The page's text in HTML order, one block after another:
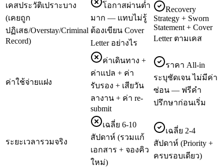
เคสประวัติเปราะบาง
(เคยถูก
ปฏิเสธ/Overstay/Criminal
Record)
โอกาสผ่านต่ำ
มาก — แทบไม่รู้
ต้องเขียน Cover
Letter อย่างไร
Recovery
Strategy + Sworn
Statement + Cover
Letter ตามเคส
ค่าใช้จ่ายแฝง
ค่าเดินทาง +
ค่าแปล + ค่า
รับรอง + เสียวัน
ลางาน + ค่า re-
submit
ราคา All-in
ระบุชัดเจน ไม่มีค่า
ซ่อน — ฟรีคำ
ปรึกษาก่อนเริ่ม
ระยะเวลารวมจริง
เฉลี่ย 6-10
สัปดาห์ (รวมแก้
เอกสาร + จองคิว
ใหม่)
เฉลี่ย 2-4
สัปดาห์ (Priority +
ครบรอบเดียว)